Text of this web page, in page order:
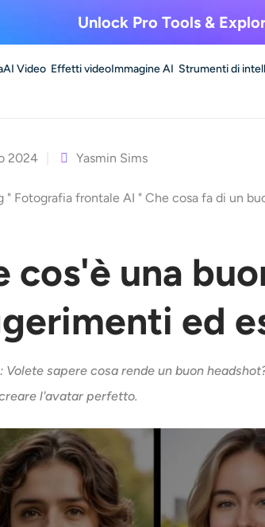
Unlock Pro Tools &
AI Video Effetti videoImmagine AI Strumenti di
2024 Yasmin Sims
" Fotografia frontale AI "Che cosa fa di un
cos'è una
ed
Volete sapere cosa rende un buon
l'avatar perfetto.